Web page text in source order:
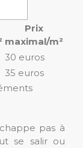
Prix
maximal/m²
30 euros
35 euros
pas à
se salir ou